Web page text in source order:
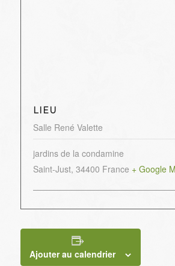
LIEU
Salle René Valette
jardins de la condamine
Saint-Just, 34400 France + Google
Ajouter au calendrier